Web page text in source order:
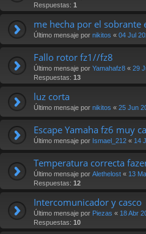
Respuestas: 1
me hecha por el
Último mensaje por nikitos « 04 Jul
Fallo rotor fz1//fz8
Último mensaje por Yamahafz8 « 29
Respuestas: 13
luz corta
Último mensaje por nikitos « 25 Jun
Escape Yamaha fz6 muy
Último mensaje por Ismael_212 « 14
Temperatura correcta
Último mensaje por Alethelost « 13
Respuestas: 12
Intercomunicador y casco
Último mensaje por Piezas « 18 Abr
Respuestas: 10